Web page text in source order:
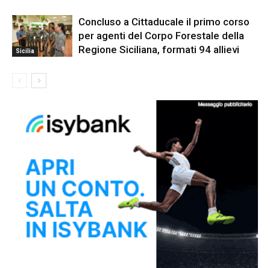
Sicilia
Concluso a Cittaducale il primo corso
per agenti del Corpo Forestale della
Regione Siciliana, formati 94 allievi